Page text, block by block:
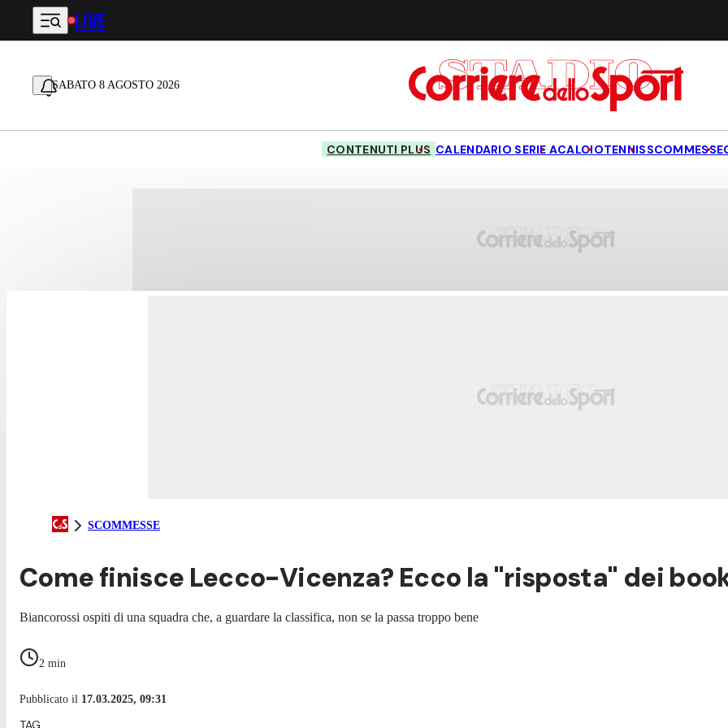
Vai al contenuto principale
LIVE
SABATO 8 AGOSTO 2026
CONTENUTI PLUS CALENDARIO SERIE ACALCIOTENNISSCOMMESSE
SCOMMESSE
Come finisce Lecco-Vicenza? Ecco la "risposta" dei
Biancorossi ospiti di una squadra che, a guardare la classifica, non se la passa troppo bene
2 min
Pubblicato il 17.03.2025, 09:31